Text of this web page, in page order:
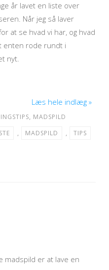
år lavet en liste over
Når jeg så laver
at se hvad vi har, og hvad
enten rode rundt i
nyt.
Læs hele indlæg »
, MADSPILD
, MADSPILD ,
TIPS
madspild er at lave en